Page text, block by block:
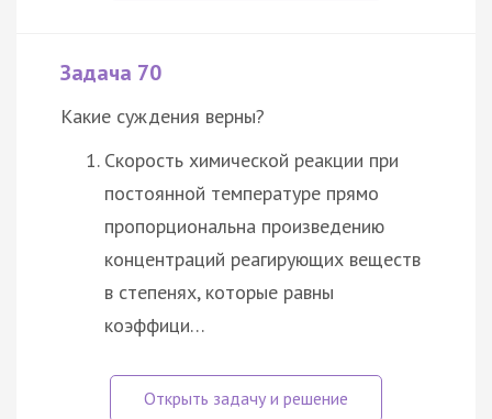
Задача 70
Какие суждения верны?
Скорость химической реакции при
постоянной температуре прямо
пропорциональна произведению
концентраций реагирующих веществ
в степенях, которые равны
коэффици…